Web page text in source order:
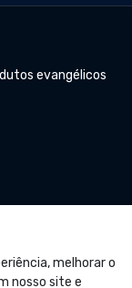
melhorar o
nosso site e